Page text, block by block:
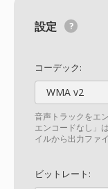
設定
コーデック:
WMA v2
音声トラックをエ
エンコードなし」
イルから出力ファ
ビットレート: